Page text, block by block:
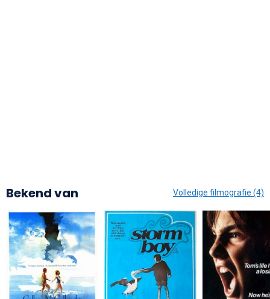
Bekend van Volledige filmografie (4)